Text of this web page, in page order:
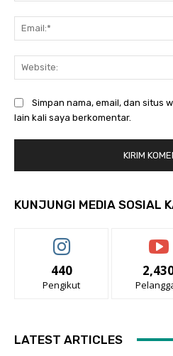
Simpan nama, email, dan situs
lain kali saya berkomentar.
KUNJUNGI MEDIA SOSIAL
440
Pengikut
LATEST ARTICLES